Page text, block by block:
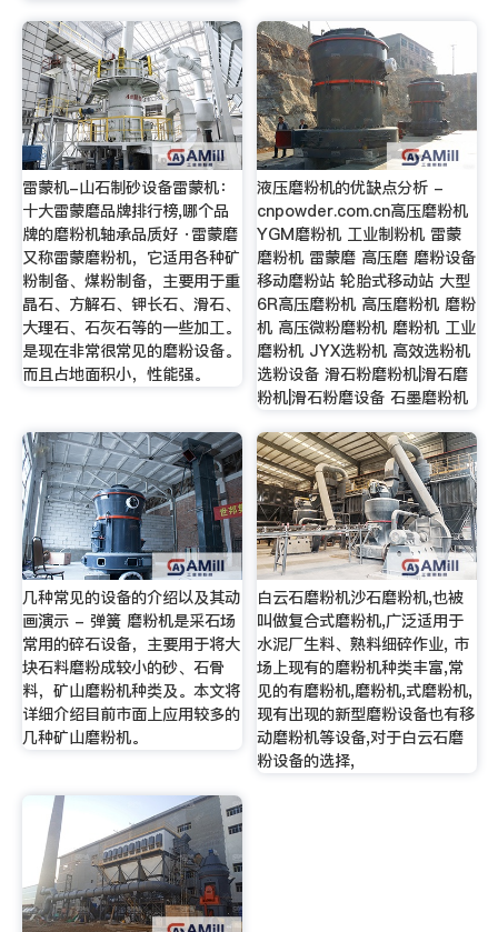
雷蒙机-山石制砂设备雷蒙机：
十大雷蒙磨品牌排行榜,哪个品
牌的磨粉机轴承品质好 ·雷蒙磨
又称雷蒙磨粉机，它适用各种矿
粉制备、煤粉制备，主要用于重
晶石、方解石、钾长石、滑石、
大理石、石灰石等的一些加工。
是现在非常很常见的磨粉设备。
而且占地面积小，性能强。
液压磨粉机的优缺点分析 -
cnpowder.com.cn高压磨粉机
YGM磨粉机 工业制粉机 雷蒙
磨粉机 雷蒙磨 高压磨 磨粉设备
移动磨粉站 轮胎式移动站 大型
6R高压磨粉机 高压磨粉机 磨粉
机 高压微粉磨粉机 磨粉机 工业
磨粉机 JYX选粉机 高效选粉机
选粉设备 滑石粉磨粉机|滑石磨
粉机|滑石粉磨设备 石墨磨粉机
几种常见的设备的介绍以及其动
画演示 - 弹簧 磨粉机是采石场
常用的碎石设备，主要用于将大
块石料磨粉成较小的砂、石骨
料，矿山磨粉机种类及。本文将
详细介绍目前市面上应用较多的
几种矿山磨粉机。
白云石磨粉机沙石磨粉机,也被
叫做复合式磨粉机,广泛适用于
水泥厂生料、熟料细碎作业, 市
场上现有的磨粉机种类丰富,常
见的有磨粉机,磨粉机,式磨粉机,
现有出现的新型磨粉设备也有移
动磨粉机等设备,对于白云石磨
粉设备的选择,